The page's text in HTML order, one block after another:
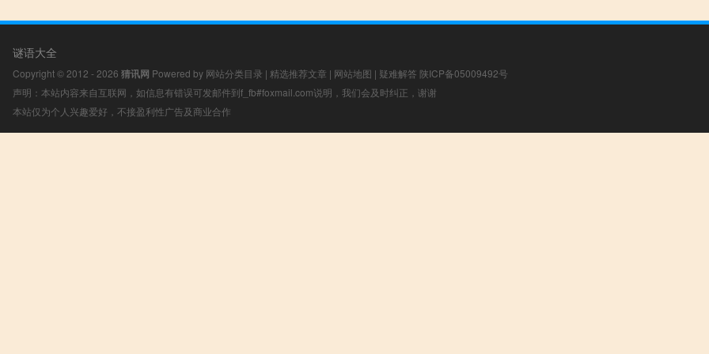
谜语大全
Copyright © 2012 - 2026 猜讯网 Powered by 网站分类目录 | 精选推荐文章 | 网站地图 | 疑难解答 陕ICP备05009492号
声明：本站内容来自互联网，如信息有错误可发邮件到f_fb#foxmail.com说明，我们会及时纠正，谢谢
本站仅为个人兴趣爱好，不接盈利性广告及商业合作